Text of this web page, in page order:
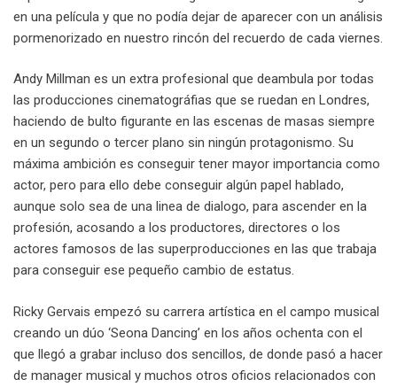
en una película y que no podía dejar de aparecer con un análisis
pormenorizado en nuestro rincón del recuerdo de cada viernes.
Andy Millman es un extra profesional que deambula por todas
las producciones cinematográfias que se ruedan en Londres,
haciendo de bulto figurante en las escenas de masas siempre
en un segundo o tercer plano sin ningún protagonismo. Su
máxima ambición es conseguir tener mayor importancia como
actor, pero para ello debe conseguir algún papel hablado,
aunque solo sea de una linea de dialogo, para ascender en la
profesión, acosando a los productores, directores o los
actores famosos de las superproducciones en las que trabaja
para conseguir ese pequeño cambio de estatus.
Ricky Gervais empezó su carrera artística en el campo musical
creando un dúo ‘Seona Dancing’ en los años ochenta con el
que llegó a grabar incluso dos sencillos, de donde pasó a hacer
de manager musical y muchos otros oficios relacionados con